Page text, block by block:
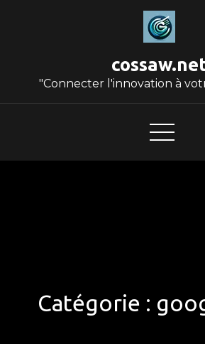
"Connecter l'innovation à
Catégorie :